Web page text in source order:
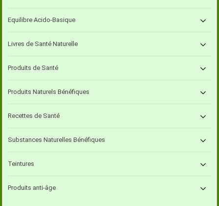
Equilibre Acido-Basique
Livres de Santé Naturelle
Produits de Santé
Produits Naturels Bénéfiques
Recettes de Santé
Substances Naturelles Bénéfiques
Teintures
Produits anti-âge